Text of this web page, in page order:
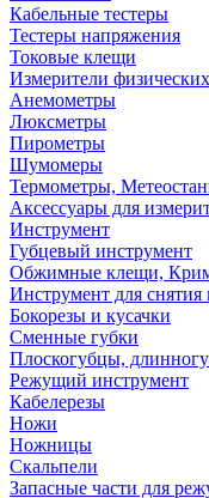
Кабельные тестеры
Тестеры напряжения
Токовые клещи
Измерители
Анемометры
Люксметры
Пирометры
Шумомеры
Термометры,
Аксессуары для
Инструмент
Губцевый инструмент
Обжимные клещи,
Инструмент для
Бокорезы и кусачки
Сменные губки
Плоскогубцы,
Режущий инструмент
Кабелерезы
Ножи
Ножницы
Скальпели
Запасные части для